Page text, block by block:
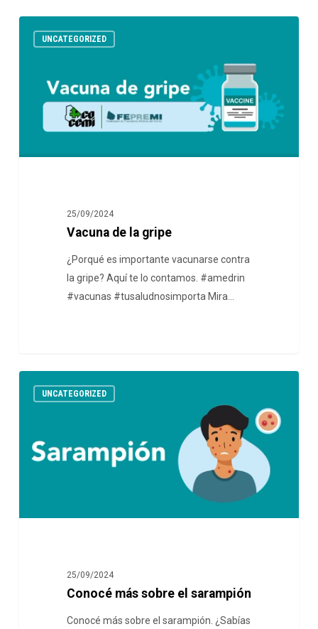
UNCATEGORIZED
25/09/2024
Vacuna de la gripe
¿Porqué es importante vacunarse contra
la gripe? Aquí te lo contamos. #amedrin
#vacunas #tusaludnosimporta Mira…
UNCATEGORIZED
25/09/2024
Conocé más sobre el sarampión
Conocé más sobre el sarampión. ¿Sabías